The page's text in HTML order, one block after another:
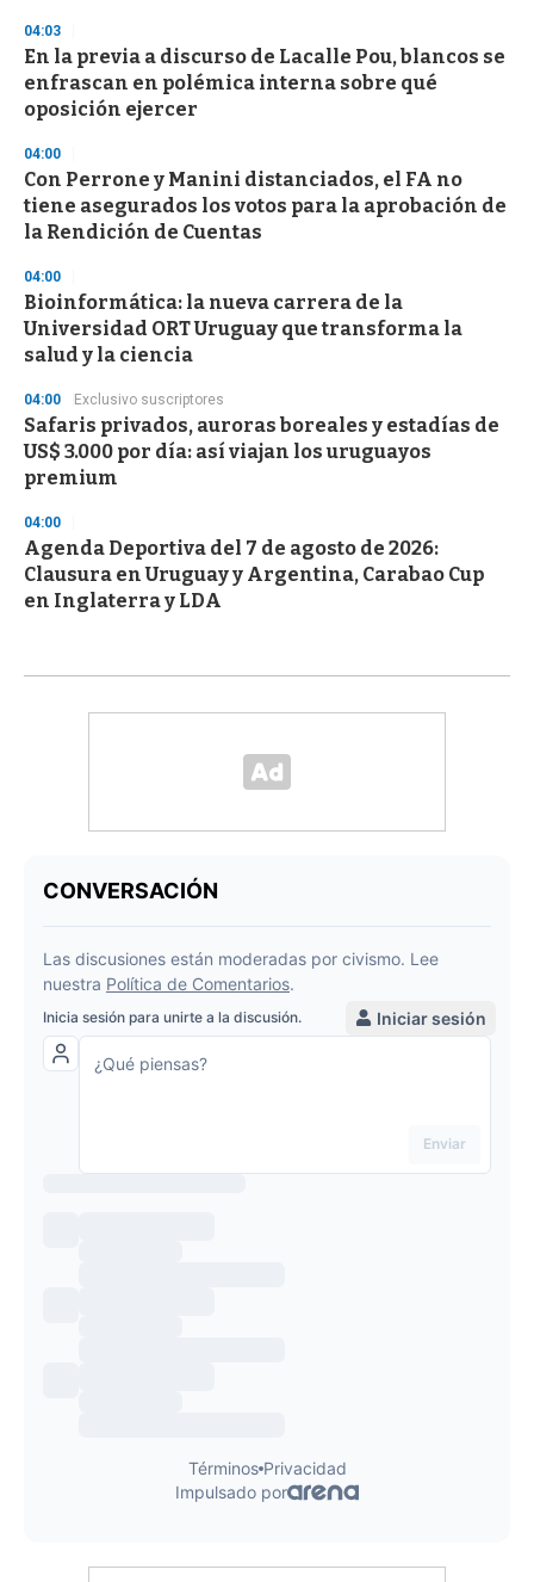
04:03
En la previa a discurso de Lacalle Pou, blancos se
enfrascan en polémica interna sobre qué
oposición ejercer
04:00
Con Perrone y Manini distanciados, el FA no
tiene asegurados los votos para la aprobación de
la Rendición de Cuentas
04:00
Bioinformática: la nueva carrera de la
Universidad ORT Uruguay que transforma la
salud y la ciencia
04:00 Exclusivo suscriptores
Safaris privados, auroras boreales y estadías de
US$ 3.000 por día: así viajan los uruguayos
premium
04:00
Agenda Deportiva del 7 de agosto de 2026:
Clausura en Uruguay y Argentina, Carabao Cup
en Inglaterra y LDA